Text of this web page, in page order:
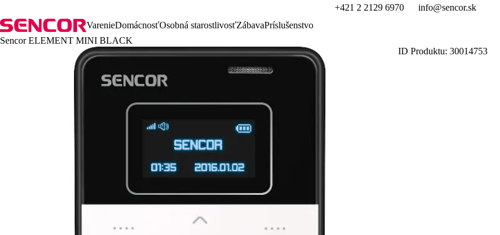
+421 2 2129 6970 info@sencor.sk
VarenieDomácnosťOsobná starostlivosťZábavaPríslušenstvo
Sencor ELEMENT MINI BLACK
ID Produktu: 30014753